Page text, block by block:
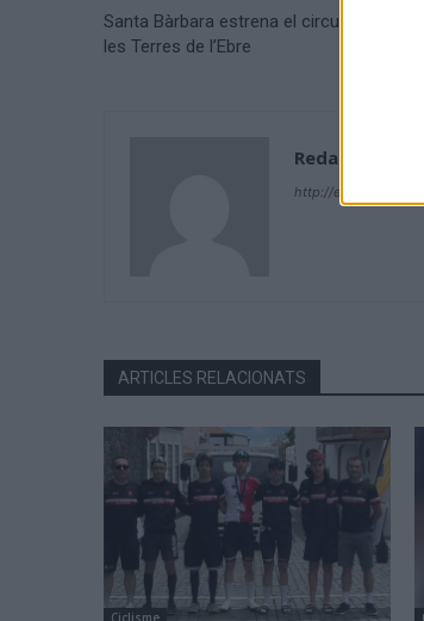
Santa Bàrbara estrena el circuit de la
les Terres de l’Ebre
Redacció
http://ebresports.cat
ARTICLES RELACIONATS